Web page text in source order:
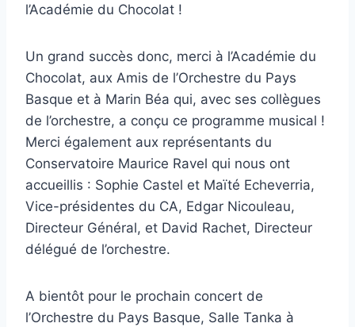
l’Académie du Chocolat !
Un grand succès donc, merci à l’Académie du
Chocolat, aux Amis de l’Orchestre du Pays
Basque et à Marin Béa qui, avec ses collègues
de l’orchestre, a conçu ce programme musical !
Merci également aux représentants du
Conservatoire Maurice Ravel qui nous ont
accueillis : Sophie Castel et Maïté Echeverria,
Vice-présidentes du CA, Edgar Nicouleau,
Directeur Général, et David Rachet, Directeur
délégué de l’orchestre.
A bientôt pour le prochain concert de
l’Orchestre du Pays Basque, Salle Tanka à